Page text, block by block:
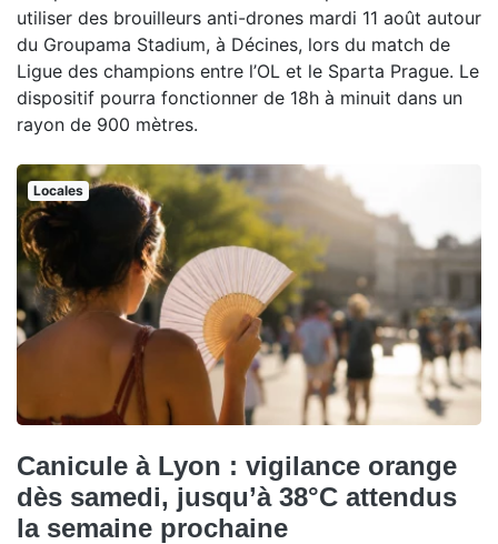
utiliser des brouilleurs anti-drones mardi 11 août autour
du Groupama Stadium, à Décines, lors du match de
Ligue des champions entre l’OL et le Sparta Prague. Le
dispositif pourra fonctionner de 18h à minuit dans un
rayon de 900 mètres.
Locales
Canicule à Lyon : vigilance orange
dès samedi, jusqu’à 38°C attendus
la semaine prochaine